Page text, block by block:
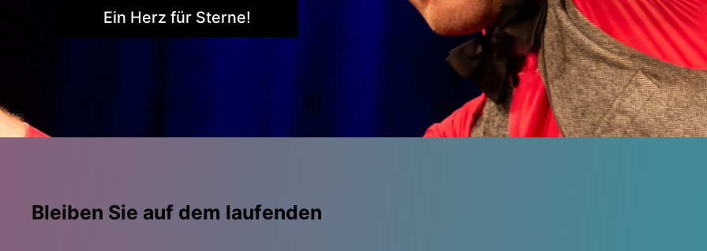
Ein Herz für Sterne!
Bleiben Sie auf dem laufenden